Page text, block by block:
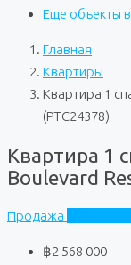
Еще объекты
Главная
Квартиры
Квартира 1
(PTC24378)
Квартира 1
Boulevard
Продажа
฿2 568 000